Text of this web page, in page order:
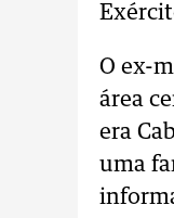
O ex-
área
era
uma